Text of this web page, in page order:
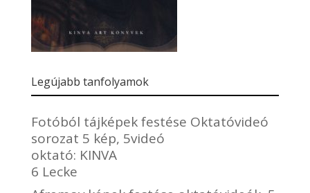
Legújabb tanfolyamok
Fotóból tájképek festése Oktatóvideó
sorozat 5 kép, 5videó
oktató: KINVA
6 Lecke